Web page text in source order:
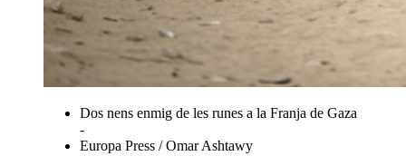
Dos nens enmig de les runes a la Franja de Gaza
-
Europa Press / Omar Ashtawy